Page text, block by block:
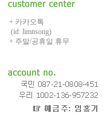
+ 카카오톡
(id: limnsong)
+ 주말/공휴일 휴무